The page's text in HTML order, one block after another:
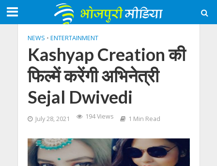
NEWS • ENTERTAINMENT
Kashyap Creation की
फिल्में करेंगी अभिनेत्री
Sejal Dwivedi
July 28, 2021 194 Views 1 Min Read